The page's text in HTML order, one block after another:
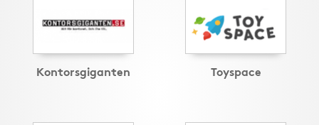
Kontorsgiganten Toyspace